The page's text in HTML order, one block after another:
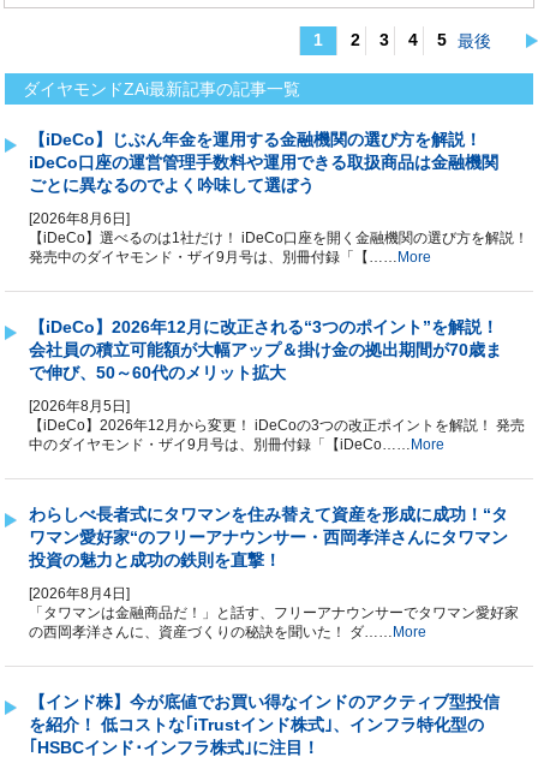
1 2 3 4 5 最後
ダイヤモンドZAi最新記事
ダイヤモンドZAi最新記事の記事一覧
【iDeCo】じぶん年金を運用する金融機関の選び方を解説！
iDeCo口座の運営管理手数料や運用できる取扱商品は金融機関
ごとに異なるのでよく吟味して選ぼう
[2026年8月6日]
【iDeCo】選べるのは1社だけ！ iDeCo口座を開く金融機関の選び方を解説！
発売中のダイヤモンド・ザイ9月号は、別冊付録「【…… More
【iDeCo】2026年12月に改正される“3つのポイント”を解説！
会社員の積立可能額が大幅アップ＆掛け金の拠出期間が70歳ま
で伸び、50～60代のメリット拡大
[2026年8月5日]
【iDeCo】2026年12月から変更！ iDeCoの3つの改正ポイントを解説！ 発売
中のダイヤモンド・ザイ9月号は、別冊付録「【iDeCo…… More
わらしべ長者式にタワマンを住み替えて資産を形成に成功！“タ
ワマン愛好家“のフリーアナウンサー・西岡孝洋さんにタワマン
投資の魅力と成功の鉄則を直撃！
[2026年8月4日]
「タワマンは金融商品だ！」と話す、フリーアナウンサーでタワマン愛好家
の西岡孝洋さんに、資産づくりの秘訣を聞いた！ ダ…… More
【インド株】今が底値でお買い得なインドのアクティブ型投信
を紹介！ 低コストな｢iTrustインド株式｣、インフラ特化型の
｢HSBCインド･インフラ株式｣に注目！